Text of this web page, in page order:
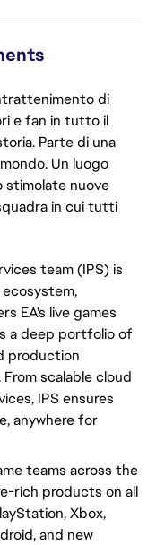
di
e fan in tutto il
Parte di una
Un luogo
stimolate nuove
in cui tutti
team (IPS) is
EA's live games
a deep portfolio of
production
scalable cloud
IPS ensures
anywhere for
teams across the
rich products on all
Xbox,
and new